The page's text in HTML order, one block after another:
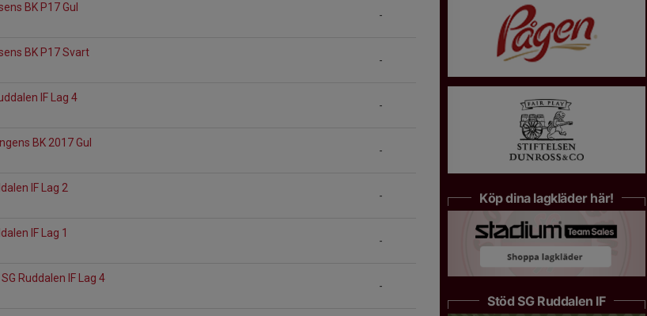
-
BK P17 Gul
-
BK P17 Svart
-
IF Lag 4
-
BK 2017 Gul
-
IF Lag 2
-
IF Lag 1
-
Ruddalen IF Lag 4
Köp dina lagkläder här!
Stöd SG Ruddalen IF